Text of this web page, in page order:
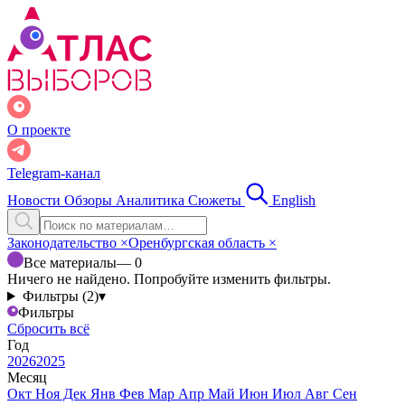
О проекте
Telegram-канал
Новости Обзоры Аналитика Сюжеты English
Законодательство ×Оренбургская область ×
Все материалы— 0
Ничего не найдено. Попробуйте изменить фильтры.
Фильтры (2)▾
Фильтры
Сбросить всё
Год
20262025
Месяц
Окт Ноя Дек Янв Фев Мар Апр Май Июн Июл Авг Сен